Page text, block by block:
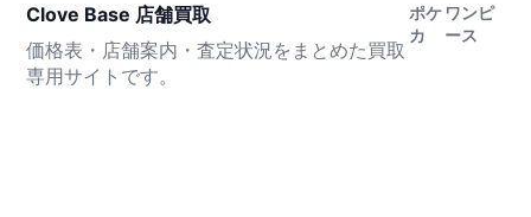
Clove Base 店舗買取
価格表・店舗案内・査定状況をまとめた買取
専用サイトです。
ポケ
カ
ワンピ
ース